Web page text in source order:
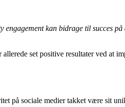
kan bidrage til succes
set positive resultater ved at
på sociale medier takket være sit